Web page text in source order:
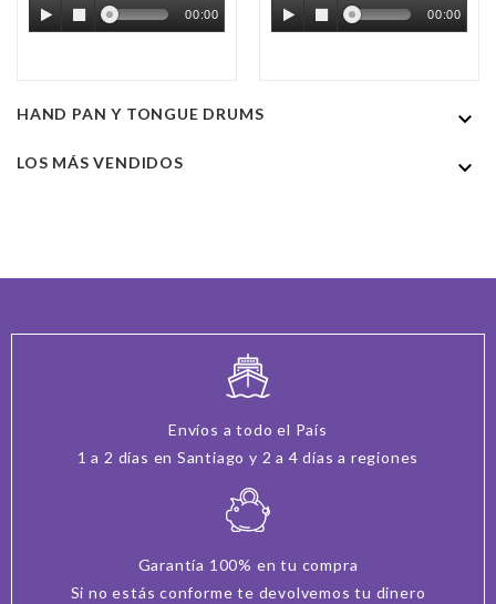
00:00 00:00
HAND PAN Y TONGUE DRUMS 
LOS MÁS VENDIDOS 
Envíos a todo el País
1 a 2 días en Santiago y 2 a 4 días a regiones
Garantía 100% en tu compra
Si no estás conforme te devolvemos tu dinero